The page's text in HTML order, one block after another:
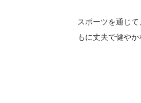
スポーツを通じ
もに丈夫で健やか